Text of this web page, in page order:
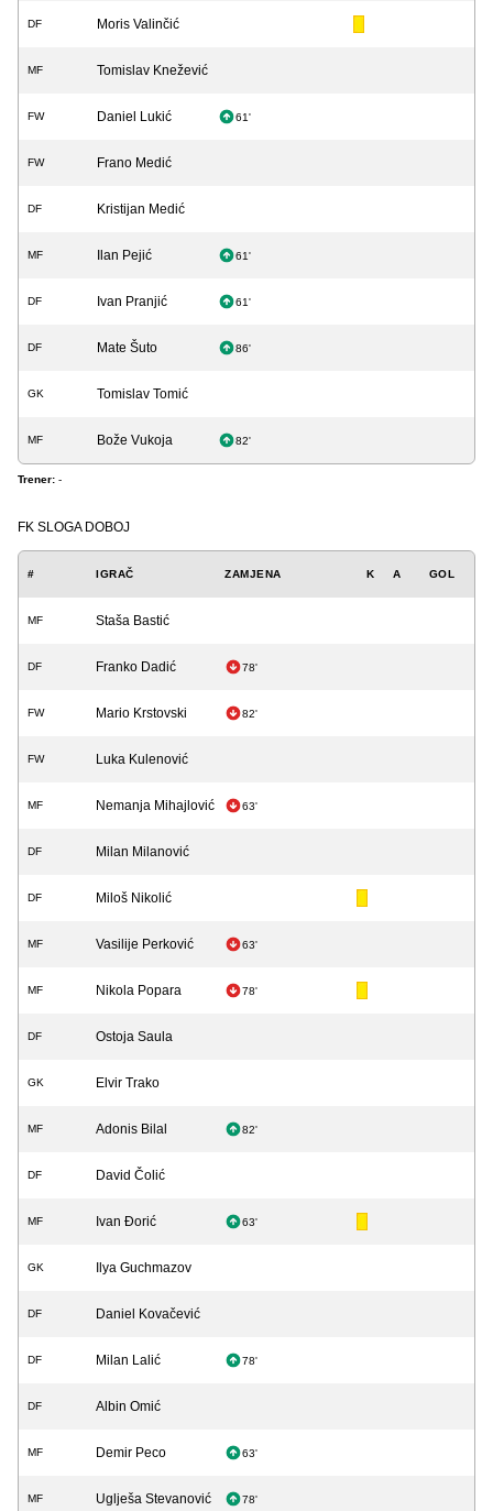
DF Moris Valinčić
MF Tomislav Knežević
FW Daniel Lukić 61'
FW Frano Medić
DF Kristijan Medić
MF Ilan Pejić 61'
DF Ivan Pranjić 61'
DF Mate Šuto 86'
GK Tomislav Tomić
MF Bože Vukoja 82'
Trener: -
FK SLOGA DOBOJ
# IGRAČ ZAMJENA K A GOL
MF Staša Bastić
DF Franko Dadić 78'
FW Mario Krstovski 82'
FW Luka Kulenović
MF Nemanja Mihajlović 63'
DF Milan Milanović
DF Miloš Nikolić
MF Vasilije Perković 63'
MF Nikola Popara 78'
DF Ostoja Saula
GK Elvir Trako
MF Adonis Bilal 82'
DF David Čolić
MF Ivan Đorić 63'
GK Ilya Guchmazov
DF Daniel Kovačević
DF Milan Lalić 78'
DF Albin Omić
MF Demir Peco 63'
MF Uglješa Stevanović 78'